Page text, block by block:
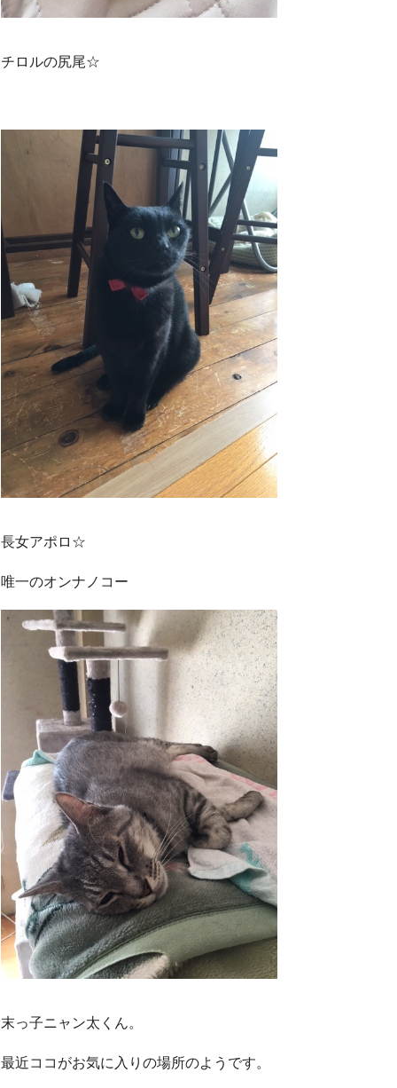
チロルの尻尾☆
長女アポロ☆
唯一のオンナノコー
末っ子ニャン太くん。
最近ココがお気に入りの場所のようです。